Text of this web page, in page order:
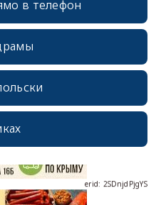
в телефон
erid: 2SDnjcrDNw6
erid: 2SDnjdPjgYS